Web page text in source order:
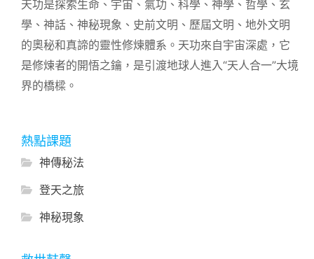
天功是探索生命、宇宙、氣功、科學、神學、哲學、玄
學、神話、神秘現象、史前文明、歷屆文明、地外文明
的奧秘和真諦的靈性修煉體系。天功來自宇宙深處，它
是修煉者的開悟之鑰，是引渡地球人進入“天人合一”大境
界的橋樑。
熱點課題
神傳秘法
登天之旅
神秘現象